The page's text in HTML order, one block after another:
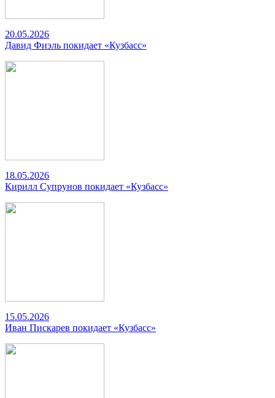
20.05.2026
Давид Фиэль покидает «Кузбасс»
18.05.2026
Кирилл Супрунов покидает «Кузбасс»
15.05.2026
Иван Пискарев покидает «Кузбасс»